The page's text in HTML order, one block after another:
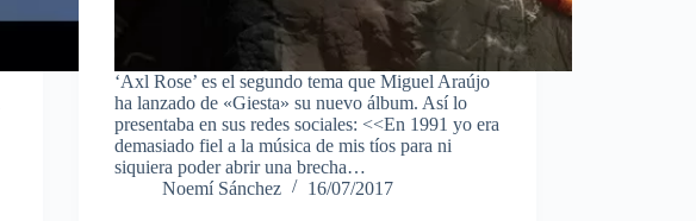
‘Axl Rose’ es el segundo tema que Miguel Araújo
ha lanzado de «Giesta» su nuevo álbum. Así lo
presentaba en sus redes sociales: <<En 1991 yo era
demasiado fiel a la música de mis tíos para ni
siquiera poder abrir una brecha…
Noemí Sánchez
16/07/2017